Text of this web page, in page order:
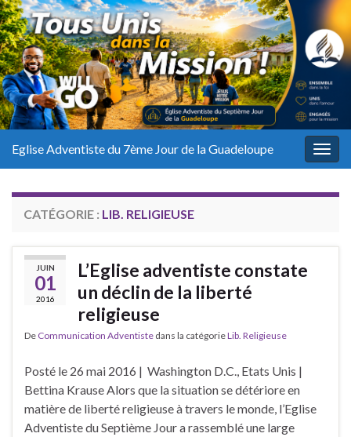
Eglise Adventiste du 7ème Jour de la Guadeloupe
CATÉGORIE : LIB. RELIGIEUSE
JUIN
01
2016
L’Eglise adventiste constate
un déclin de la liberté
religieuse
De Communication Adventiste dans la catégorieLib. Religieuse
Posté le 26 mai 2016 | Washington D.C., Etats Unis |
Bettina Krause Alors que la situation se détériore en
matière de liberté religieuse à travers le monde, l’Eglise
Adventiste du Septième Jour a rassemblé une large